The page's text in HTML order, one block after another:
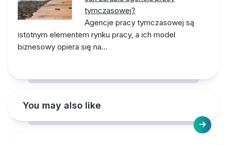
tymczasowej?
Agencje pracy tymczasowej są
istotnym elementem rynku pracy, a ich model
biznesowy opiera się na…
You may also like